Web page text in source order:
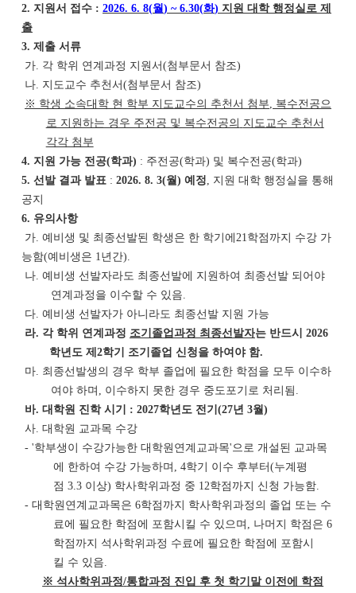
2. 지원서 접수 : 2026. 6. 8(월 ) ~ 6.30(화) 지 원 대학 행정실로 제
출
3. 제출 서류
가 각 학위 연계과정 지원서(첨부문서 참조)
나 지도교수 추천서(첨부문서 참조)
※ 학생 소속대학 현 학부 지도교수의 추천서 첨부
복수전공으
로 지원하는 경우 주전공 및 복수전공의 지도교수 추천서
각각 첨부
4. 지원 가능 전공(학과) : 주전공(학과) 및 복수전공(학과)
5. 선발 결과 발표 : 2026. 8. 3(월 ) 예정
지원 대학 행정실을 통해
공지
6. 유의사항
가 예비생 및 최종선발된 학생은 한 학기에 21 학점까지 수강 가
능함(예비생은 1 년간).
나 예비생 선발자라도 최종선발에 지원하여 최종선발 되어야
연계과정을 이수할 수 있음
다 예비생 선발자가 아니라도 최종선발 지원 가능
라. 각 학위 연계과정 조기졸업과정 최종선발자는 반드시 2026
학년도 제 2학기 조기졸업 신청을 하여야 함.
마 최종선발생의 경우 학부 졸업에 필요한 학점을 모두 이수하
여야 하며
이수하지 못한 경우 중도포기로 처리됨
바. 대학원 진학 시기 : 2027학년도 전기 (27년 3월 )
사 대학원 교과목 수강
- '학부생이 수강가능한 대학원연계교과목' 으로 개설된 교과목
에 한하여 수강 가능하며
, 4학기 이수 후부터(누계평
점 3.3 이상) 학사학위과정 중 12학점까지 신청 가능함
- 대학원연계교과목은 6학점까지 학사학위과정의 졸업 또는 수
료에 필요한 학점에 포함시킬 수 있으며 나머지 학점은 6
학점까지 석사학위과정 수료에 필요한 학점에 포함시
킬 수 있음
※석사학위과정/통합과정 진입 후 첫 학기말 이전에 학점